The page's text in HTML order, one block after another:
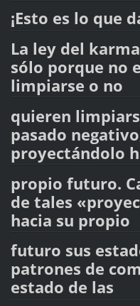
¡Esto es lo que
La ley del
sólo porque no
limpiarse o no
quieren
pasado
proyectándolo
propio futuro.
de tales
hacia su propio
futuro sus
patrones de
estado de las